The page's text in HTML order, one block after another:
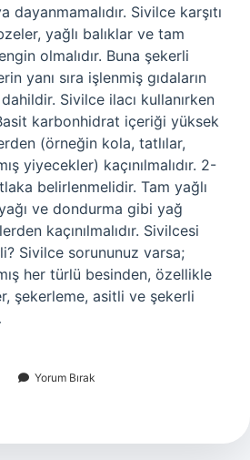
dayanmamalıdır. Sivilce karşıtı
yağlı balıklar ve tam
olmalıdır. Buna şekerli
yanı sıra işlenmiş gıdaların
dahildir. Sivilce ilacı kullanırken
karbonhidrat içeriği yüksek
(örneğin kola, tatlılar,
yiyecekler) kaçınılmalıdır. 2-
belirlenmelidir. Tam yağlı
ve dondurma gibi yağ
kaçınılmalıdır. Sivilcesi
Sivilce sorununuz varsa;
her türlü besinden, özellikle
şekerleme, asitli ve şekerli
Yorum Bırak